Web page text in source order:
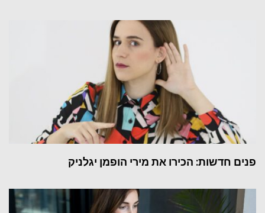
פנים חדשות: הכירו את מירי הופמן יגלניק